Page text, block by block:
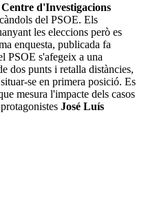
Centre d'Investigacions
del PSOE. Els
les eleccions però es
enquesta, publicada fa
PSOE s'afegeix a una
dos punts i retalla distàncies,
se en primera posició. Es
mesura l'impacte dels casos
José Luís